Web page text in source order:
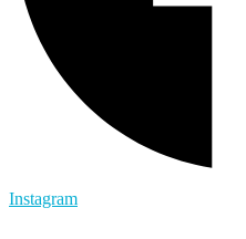
Instagram